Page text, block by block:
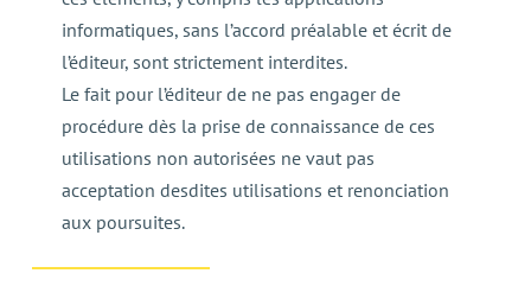
informatiques, sans l’accord préalable et écrit de
l’éditeur, sont strictement interdites.
Le fait pour l’éditeur de ne pas engager de
procédure dès la prise de connaissance de ces
utilisations non autorisées ne vaut pas
acceptation desdites utilisations et renonciation
aux poursuites.